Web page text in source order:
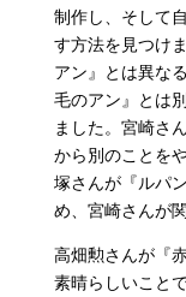
制作し、そして
す方法を見つけ
アン』とは異な
毛のアン』とは
ました。宮崎さ
から別のことを
塚さんが『ルパ
め、宮崎さんが
高畑勲さんが『
素晴らしいこと